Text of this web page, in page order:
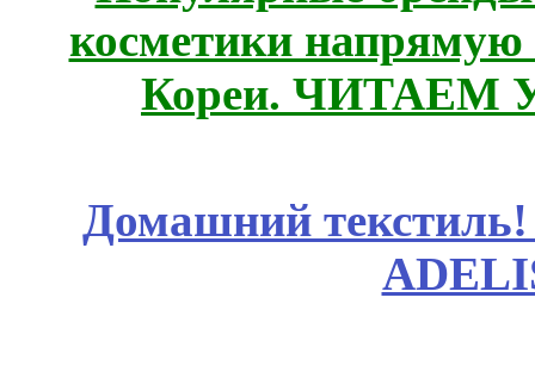
косметики
Кореи. ЧИТАЕМ
Домашний